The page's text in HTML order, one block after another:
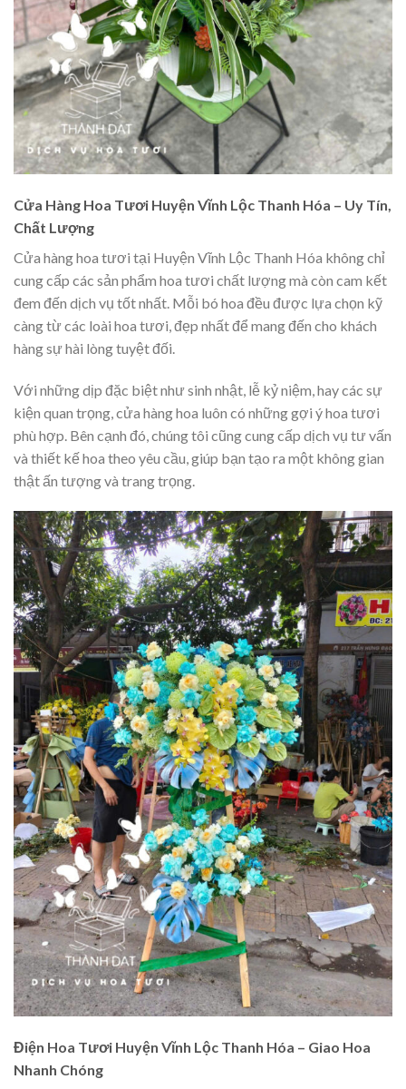
Cửa Hàng Hoa Tươi Huyện Vĩnh Lộc Thanh Hóa – Uy Tín,
Chất Lượng
Cửa hàng hoa tươi tại Huyện Vĩnh Lộc Thanh Hóa không chỉ
cung cấp các sản phẩm hoa tươi chất lượng mà còn cam kết
đem đến dịch vụ tốt nhất. Mỗi bó hoa đều được lựa chọn kỹ
càng từ các loài hoa tươi, đẹp nhất để mang đến cho khách
hàng sự hài lòng tuyệt đối.
Với những dịp đặc biệt như sinh nhật, lễ kỷ niệm, hay các sự
kiện quan trọng, cửa hàng hoa luôn có những gợi ý hoa tươi
phù hợp. Bên cạnh đó, chúng tôi cũng cung cấp dịch vụ tư vấn
và thiết kế hoa theo yêu cầu, giúp bạn tạo ra một không gian
thật ấn tượng và trang trọng.
Điện Hoa Tươi Huyện Vĩnh Lộc Thanh Hóa – Giao Hoa
Nhanh Chóng